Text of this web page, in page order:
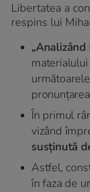
Libertatea a
respins lui
În primul
vizând
susţinută
Astfel,
în faza de